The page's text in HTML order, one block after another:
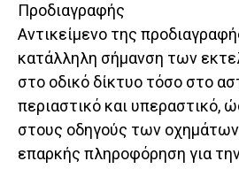
Προδιαγραφής
Αντικείμενο της
κατάλληλη σήμανση των
στο οδικό δίκτυο τόσο στο
περιαστικό και υπεραστικό,
στους οδηγούς των οχημάτων
επαρκής πληροφόρηση για